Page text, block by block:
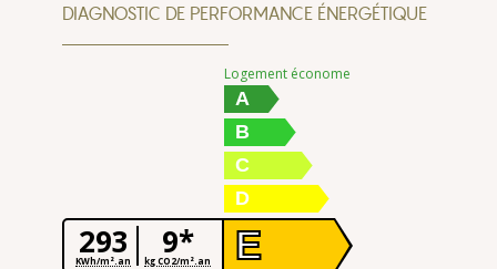
DIAGNOSTIC DE PERFORMANCE ÉNERGÉTIQUE
293
KWh/m².an 9*
kg CO2/m².an
Logement économe
A
B
C
D
E